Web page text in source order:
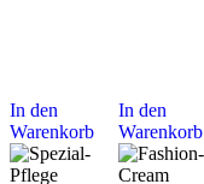
In den
Warenkorb
In den
Warenkorb